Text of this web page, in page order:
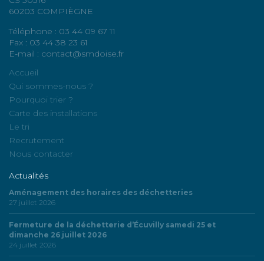
60203 COMPIÈGNE
Téléphone : 03 44 09 67 11
Fax : 03 44 38 23 61
E-mail : contact@smdoise.fr
Accueil
Qui sommes-nous ?
Pourquoi trier ?
Carte des installations
Le tri
Recrutement
Nous contacter
Actualités
Aménagement des horaires des déchetteries
27 juillet 2026
Fermeture de la déchetterie d’Écuvilly samedi 25 et
dimanche 26 juillet 2026
24 juillet 2026